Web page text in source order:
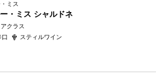
ミス
ー・ミス シャルドネ
クラス
口
スティルワイン